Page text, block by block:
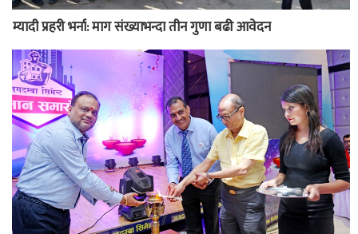
म्यादी प्रहरी भर्ना: माग संख्याभन्दा तीन गुणा बढी आवेदन